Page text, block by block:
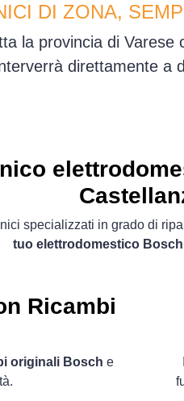
DI ZONA,
la provincia di
direttamente a
specializzati in grado di
tuo elettrodomestico
Ricambi
originali Bosch e